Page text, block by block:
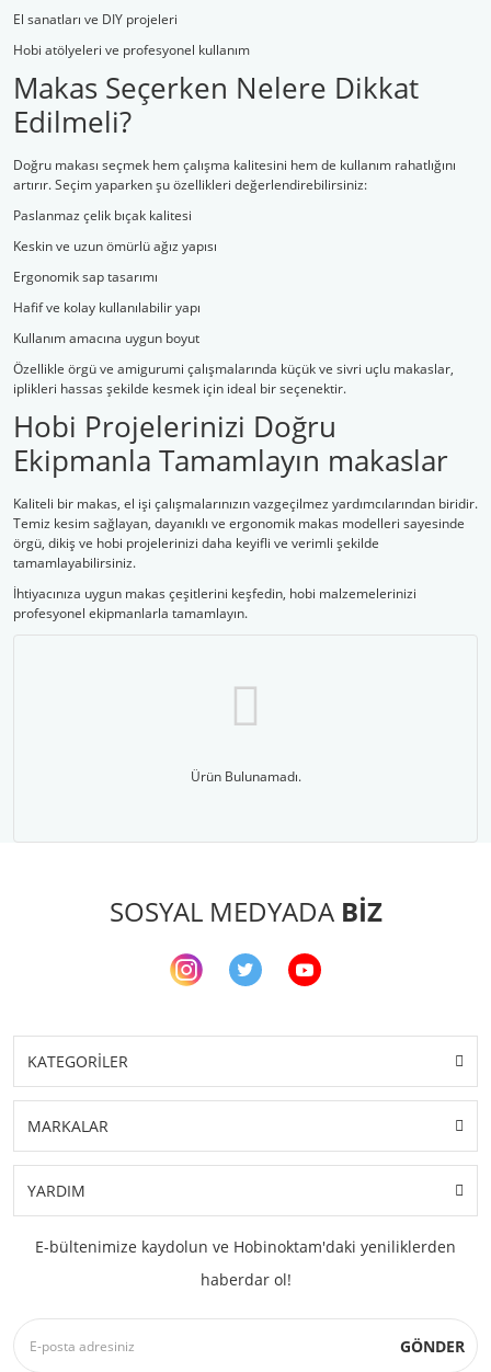
El sanatları ve DIY projeleri
Hobi atölyeleri ve profesyonel kullanım
Makas Seçerken Nelere Dikkat
Edilmeli?
Doğru makası seçmek hem çalışma kalitesini hem de kullanım rahatlığını
artırır. Seçim yaparken şu özellikleri değerlendirebilirsiniz:
Paslanmaz çelik bıçak kalitesi
Keskin ve uzun ömürlü ağız yapısı
Ergonomik sap tasarımı
Hafif ve kolay kullanılabilir yapı
Kullanım amacına uygun boyut
Özellikle örgü ve amigurumi çalışmalarında küçük ve sivri uçlu makaslar,
iplikleri hassas şekilde kesmek için ideal bir seçenektir.
Hobi Projelerinizi Doğru
Ekipmanla Tamamlayın makaslar
Kaliteli bir makas, el işi çalışmalarınızın vazgeçilmez yardımcılarından biridir.
Temiz kesim sağlayan, dayanıklı ve ergonomik makas modelleri sayesinde
örgü, dikiş ve hobi projelerinizi daha keyifli ve verimli şekilde
tamamlayabilirsiniz.
İhtiyacınıza uygun makas çeşitlerini keşfedin, hobi malzemelerinizi
profesyonel ekipmanlarla tamamlayın.
Ürün Bulunamadı.
SOSYAL MEDYADA BİZ
KATEGORİLER
MARKALAR
YARDIM
E-bültenimize kaydolun ve Hobinoktam'daki yeniliklerden
haberdar ol!
GÖNDER